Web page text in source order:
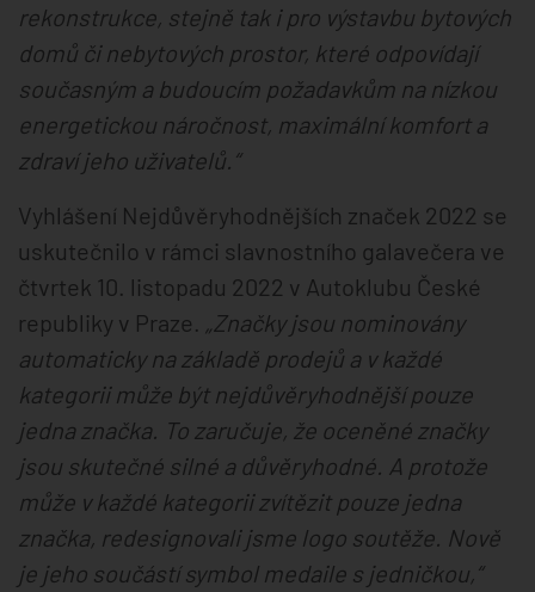
rekonstrukce, stejně tak i pro výstavbu bytových
domů či nebytových prostor, které odpovídají
současným a budoucím požadavkům na nízkou
energetickou náročnost, maximální komfort a
zdraví jeho uživatelů.“
Vyhlášení Nejdůvěryhodnějších značek 2022 se
uskutečnilo v rámci slavnostního galavečera ve
čtvrtek 10. listopadu 2022 v Autoklubu České
republiky v Praze. „Značky jsou nominovány
automaticky na základě prodejů a v každé
kategorii může být nejdůvěryhodnější pouze
jedna značka. To zaručuje, že oceněné značky
jsou skutečné silné a důvěryhodné. A protože
může v každé kategorii zvítězit pouze jedna
značka, redesignovali jsme logo soutěže. Nově
je jeho součástí symbol medaile s jedničkou,“